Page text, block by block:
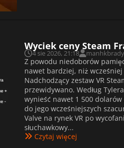
Wyciek ceny Steam
4 sie 2026, 21:18 manhkbrady
Z powodu niedoborów
nawet bardziej, niż
Nadchodzący zestaw VR
przewidywano. Według
wynieść nawet 1 500 dolarów
do jego wcześniejszych
Valve na rynek VR po
słuchawkowy...
Czytaj więcej